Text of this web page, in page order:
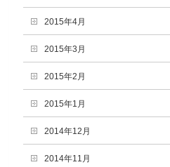
2015年4月
2015年3月
2015年2月
2015年1月
2014年12月
2014年11月